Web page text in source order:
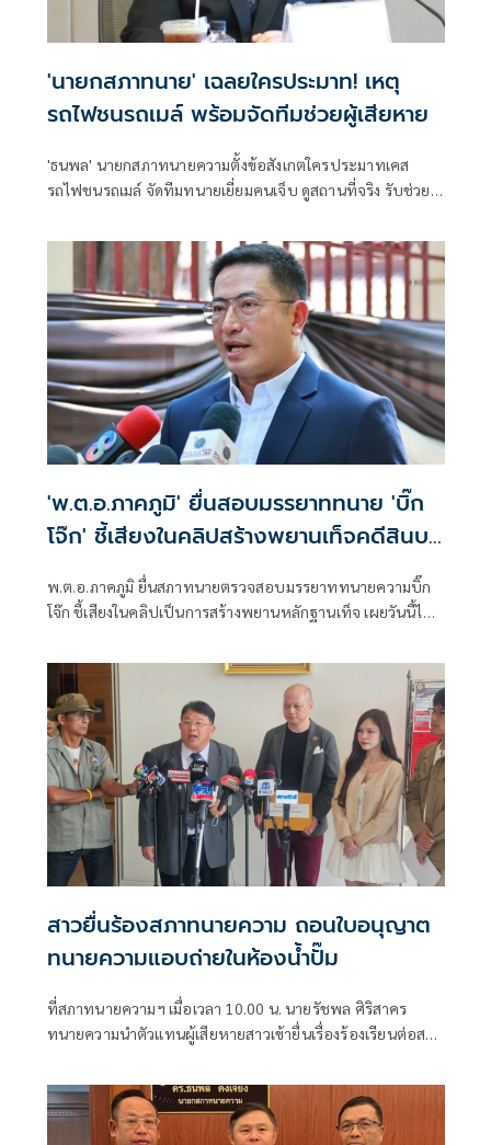
'นายกสภาทนาย' เฉลยใครประมาท! เหตุ
รถไฟชนรถเมล์ พร้อมจัดทีมช่วยผู้เสียหาย
'ธนพล' นายกสภาทนายความตั้งข้อสังเกตใครประมาทเคส
รถไฟชนรถเมล์ จัดทีมทนายเยี่ยมคนเจ็บ ดูสถานที่จริง รับช่วย
ขสมก.'
'พ.ต.อ.ภาคภูมิ' ยื่นสอบมรรยาททนาย 'บิ๊ก
โจ๊ก' ชี้เสียงในคลิปสร้างพยานเท็จคดีสินบน
พ.ต.อ.ภาคภูมิ ยื่นสภาทนายตรวจสอบมรรยาททนายความบิ๊ก
โจ๊ก ชี้เสียงในคลิปเป็นการสร้างพยานหลักฐานเท็จ เผยวันนี้ได้
ความก็ต้องว่ากันไป
สาวยื่นร้องสภาทนายความ ถอนใบอนุญาต
ทนายความแอบถ่ายในห้องน้ำปั๊ม
ที่สภาทนายความฯ เมื่อเวลา 10.00 น. นายรัชพล ศิริสาคร
ทนายความนำตัวแทนผู้เสียหายสาวเข้ายื่นเรื่องร้องเรียนต่อสภา